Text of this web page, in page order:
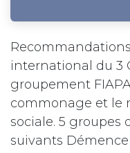
international du 3
groupement
commonage et le
sociale. 5 groupes
suivants Démence